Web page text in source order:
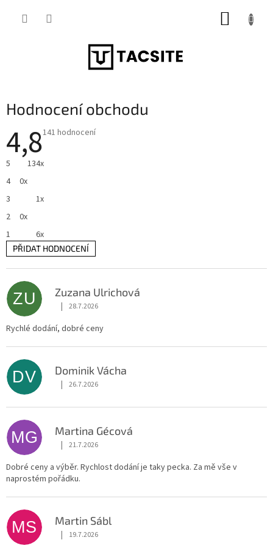
Hodnocení obchodu
4,8Průměrné
4,8
141 hodnocení
5
134x
4
0x
3
1x
2
0x
1
6x
PŘIDAT HODNOCENÍ
p
i
h
o
n
o
e
n
í
ZU Zuzana Ulrichová
Hodnocení obchodu je 5 z 5 hvězdiček.
| 28.7.2026
Rychlé dodání, dobré ceny
DV Dominik Vácha
Hodnocení obchodu je 5 z 5 hvězdiček.
| 26.7.2026
MG Martina Gécová
Hodnocení obchodu je 5 z 5 hvězdiček.
| 21.7.2026
Dobré ceny a výběr. Rychlost dodání je taky pecka. Za mě vše v
naprostém pořádku.
MS Martin Sábl
Hodnocení obchodu je 5 z 5 hvězdiček.
| 19.7.2026